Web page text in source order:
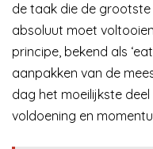
de taak die de
absoluut moet
principe, bekend als
aanpakken van de
dag het moeilijkste
voldoening en